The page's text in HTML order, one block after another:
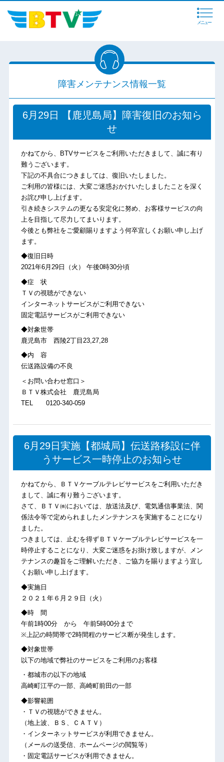
メニュー
障害メンテナンス情報一覧
6月29日 【鹿児島局】障害復旧のお知ら
せ
かねてから、BTVサービスをご利用いただきまして、誠に有り
難うございます。
下記の不具合につきましては、復旧いたしました。
ご利用の皆様には、大変ご迷惑おかけいたしましたことを深く
お詫び申し上げます。
引き続きシステムの更なる安定化に努め、お客様サービスの向
上を目指して尽力してまいります。
今後とも弊社をご愛顧賜りますよう何卒宜しくお願い申し上げ
ます。
◆復旧日時
2021年6月29日（火） 午後0時30分頃
◆症 状
ＴＶの視聴ができない
インターネットサービスがご利用できない
固定電話サービスがご利用できない
◆対象世帯
鹿児島市 西陵2丁目23,27,28
◆内 容
伝送路設備の不良
＜お問い合わせ窓口＞
ＢＴＶ株式会社 鹿児島局
TEL 0120-340-059
6月29日実施【都城局】伝送路移設に伴
うサービス一時停止のお知らせ
かねてから、ＢＴＶケーブルテレビサービスをご利用いただき
まして、誠に有り難うございます。
さて、ＢＴＶ㈱においては、放送法及び、電気通信事業法、関
係法令等で定められましたメンテナンスを実施することになり
ました。
つきましては、止むを得ずＢＴＶケーブルテレビサービスを一
時停止することになり、大変ご迷惑をお掛け致しますが、メン
テナンスの趣旨をご理解いただき、ご協力を賜りますよう宜し
くお願い申し上げます。
◆実施日
２０２１年６月２９日（火）
◆時 間
午前1時00分 から 午前5時00分まで
※上記の時間帯で2時間程のサービス断が発生します。
◆対象世帯
以下の地域で弊社のサービスをご利用のお客様
・都城市の以下の地域
高崎町江平の一部、高崎町前田の一部
◆影響範囲
・ＴＶの視聴ができません。
（地上波、ＢＳ、ＣＡＴＶ）
・インターネットサービスが利用できません。
（メールの送受信、ホームページの閲覧等）
・固定電話サービスが利用できません。